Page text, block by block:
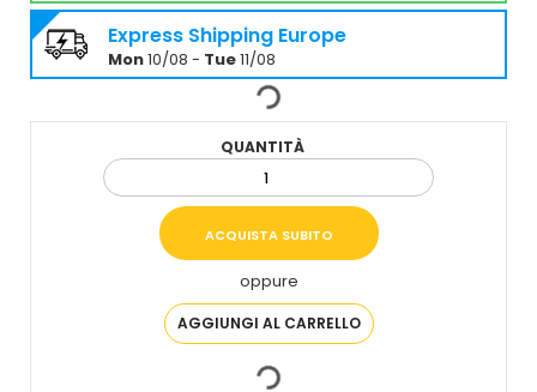
Express Shipping Europe
Mon10/08 - Tue11/08
QUANTITÀ
oppure